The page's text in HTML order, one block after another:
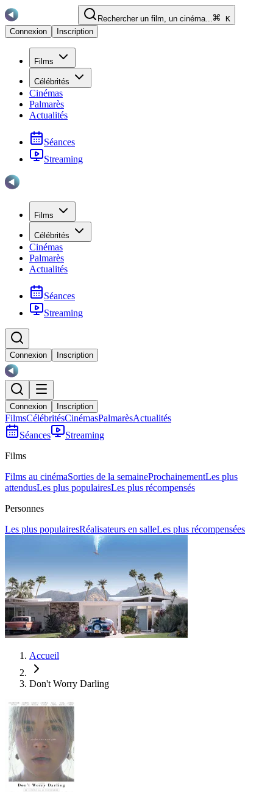
Rechercher un film, un cinéma...
K
Connexion
Inscription
Films
Célébrités
Cinémas
Palmarès
Actualités
Séances
Streaming
Films
Célébrités
Cinémas
Palmarès
Actualités
Séances
Streaming
Connexion Inscription
Connexion Inscription
FilmsCélébritésCinémasPalmarèsActualités
Séances
Streaming
Films
Films au cinémaSorties de la semaineProchainementLes plus
attendusLes plus populairesLes plus récompensés
Personnes
Les plus populairesRéalisateurs en salleLes plus récompensées
Accueil
Don't Worry Darling